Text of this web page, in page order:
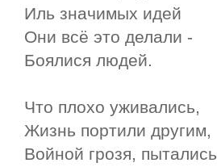
Иль значимых идей
Они всё это делали -
Боялися людей.
Что плохо уживались,
Жизнь портили другим,
Войной грозя, пытались